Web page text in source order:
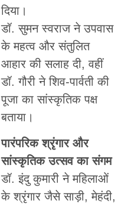
दिया।
डॉ. सुमन स्वराज ने उपवास
के महत्व और संतुलित
आहार की सलाह दी, वहीं
डॉ. गौरी ने शिव-पार्वती की
पूजा का सांस्कृतिक पक्ष
बताया।
पारंपरिक श्रृंगार और
सांस्कृतिक उत्सव का संगम
डॉ. इंदु कुमारी ने महिलाओं
के श्रृंगार जैसे साड़ी, मेहंदी,